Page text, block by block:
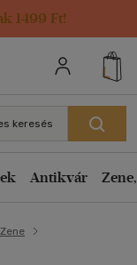
1499 Ft!
keresés
Antikvár
Zene